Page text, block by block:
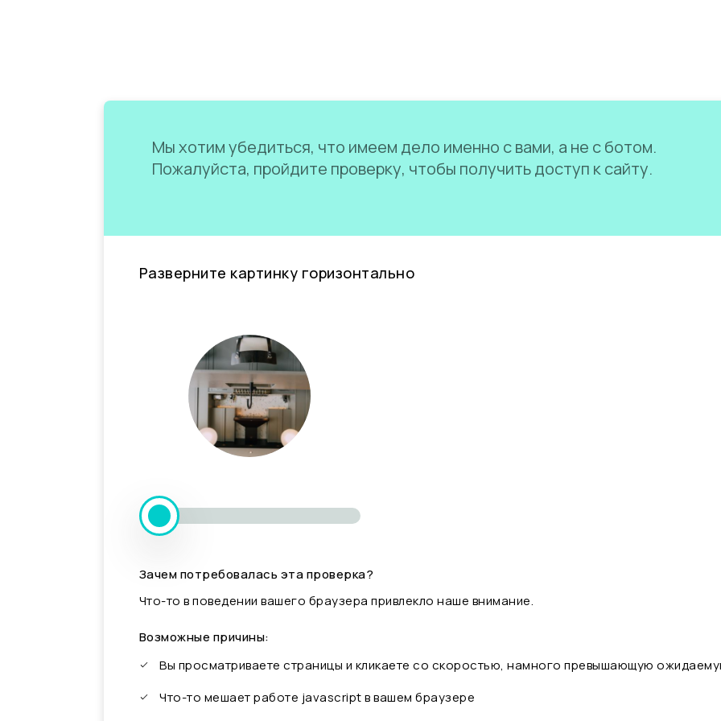
Мы хотим убедиться, что имеем дело именно с вами, а не с ботом.
Пожалуйста, пройдите проверку, чтобы получить доступ к сайту.
Разверните картинку горизонтально
Зачем потребовалась эта проверка?
Что-то в поведении вашего браузера привлекло наше внимание.
Возможные причины:
Вы просматриваете страницы и кликаете со скоростью, намного превышающую
Что-то мешает работе javascript в вашем браузере